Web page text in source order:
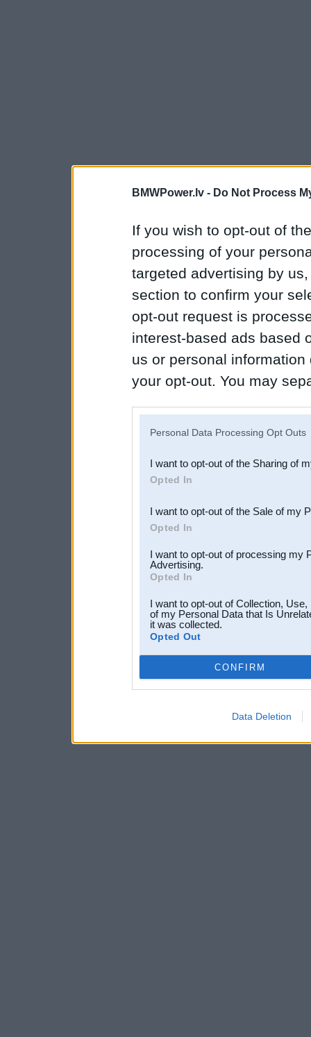
BMWPower.lv - Do Not Process
If you wish to opt-out of
processing of your
targeted advertising by
section to confirm your
opt-out request is
interest-based ads based
us or personal
your opt-out. You may
Downstream Participants
third parties.
Personal Data Processing Opt Outs
I want to opt-out of the Sharing of
Opted In
I want to opt-out of the Sale of my
Opted In
I want to opt-out of processing my
Advertising.
Opted In
I want to opt-out of Collection,
of my Personal Data that Is
it was collected.
Opted Out
CONFIRM
Data Deletion